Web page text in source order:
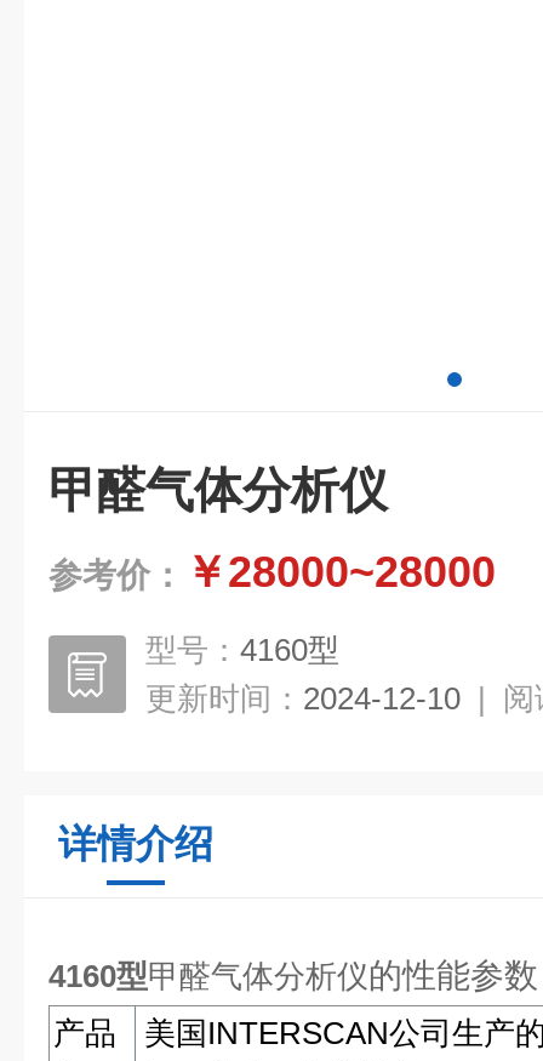
甲醛气体分析仪
参考价： ￥28000~28000
型号： 4160型
更新时间： 2024-12-10 | 阅
详情介绍
4160型甲醛气体分析仪的性能参
产品
美国INTERSCAN公司生产